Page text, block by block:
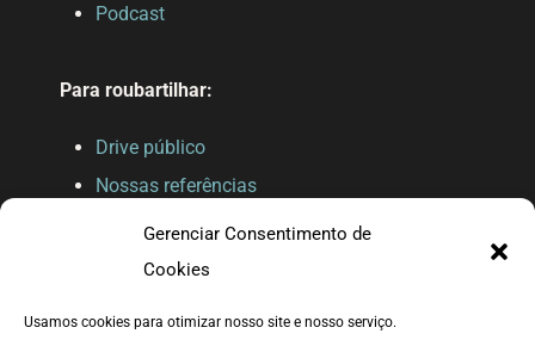
Gerenciar Consentimento de
Cookies
Usamos cookies para otimizar nosso site e nosso serviço.
Podcast
Para roubartilhar:
Drive público
Nossas referências